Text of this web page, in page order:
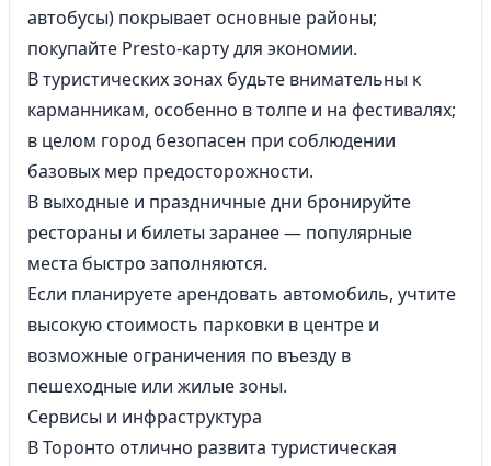
автобусы) покрывает основные районы;
покупайте Presto-карту для экономии.
В туристических зонах будьте внимательны к
карманникам, особенно в толпе и на фестивалях;
в целом город безопасен при соблюдении
базовых мер предосторожности.
В выходные и праздничные дни бронируйте
рестораны и билеты заранее — популярные
места быстро заполняются.
Если планируете арендовать автомобиль, учтите
высокую стоимость парковки в центре и
возможные ограничения по въезду в
пешеходные или жилые зоны.
Сервисы и инфраструктура
В Торонто отлично развита туристическая